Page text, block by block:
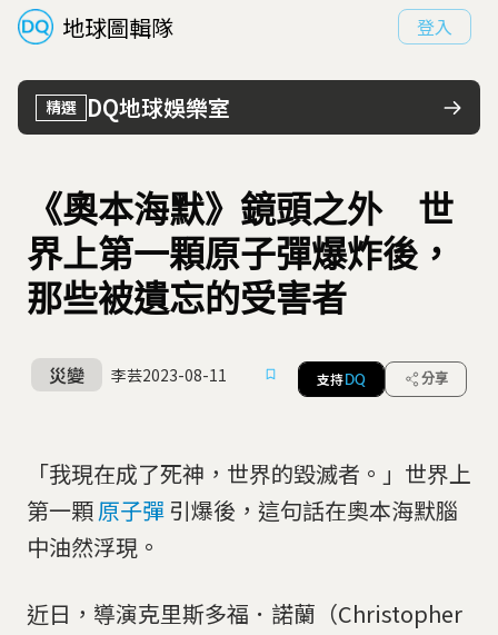
地球圖輯隊 登入
精選 DQ地球娛樂室
《奧本海默》鏡頭之外 世
界上第一顆原子彈爆炸後，
那些被遺忘的受害者
災變 李芸2023-08-11 支持 DQ 分享
「我現在成了死神，世界的毀滅者。」世界上
第一顆原子彈 引爆後，這句話在奧本海默腦
中油然浮現。
近日，導演克里斯多福．諾蘭（Christopher